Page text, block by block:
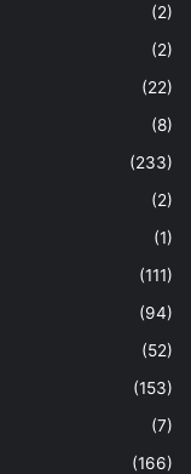
(2)
(2)
(22)
(8)
(233)
(2)
(1)
(111)
(94)
(52)
(153)
(7)
(166)